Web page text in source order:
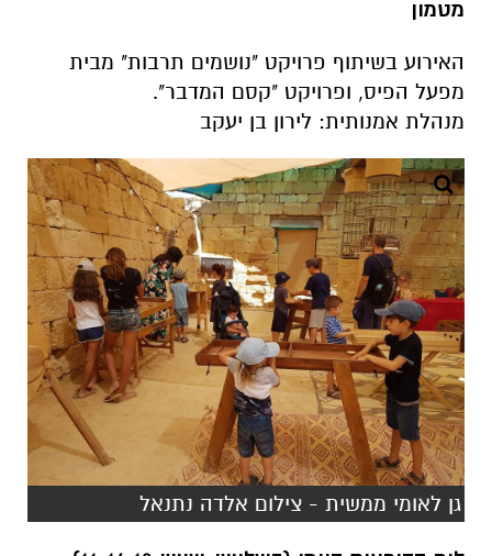
מטמון
האירוע בשיתוף פרויקט "נושמים תרבות" מבית
מפעל הפיס, ופרויקט "קסם המדבר".
מנהלת אמנותית: לירון בן יעקב
גן לאומי ממשית - צילום אלדה נתנאל